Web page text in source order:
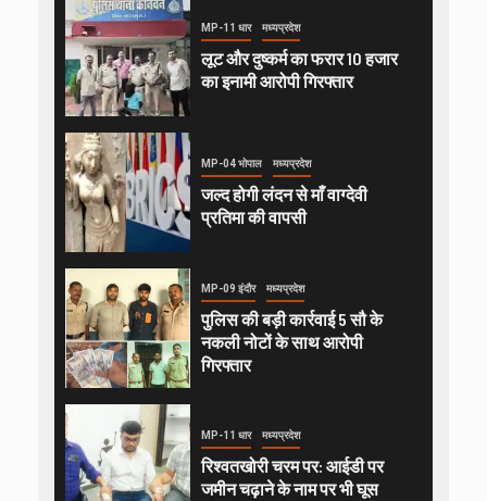
MP-11 धार मध्यप्रदेश
लूट और दुष्कर्म का फरार 10 हजार
का इनामी आरोपी गिरफ्तार
MP-04 भोपाल मध्यप्रदेश
जल्द होगी लंदन से माँ वाग्देवी
प्रतिमा की वापसी
MP-09 इंदौर मध्यप्रदेश
पुलिस की बड़ी कार्रवाई 5 सौ के
नकली नोटों के साथ आरोपी
गिरफ्तार
MP-11 धार मध्यप्रदेश
रिश्वतखोरी चरम पर: आईडी पर
जमीन चढ़ाने के नाम पर भी घूस